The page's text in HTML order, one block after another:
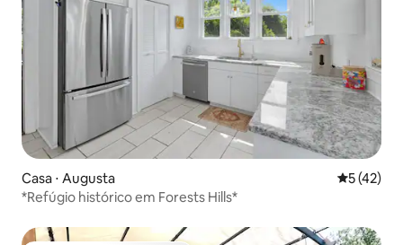
Casa ⋅ Augusta 5 de uma
5 (42)
*Refúgio histórico em Forests Hills*